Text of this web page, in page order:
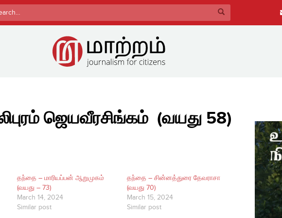
ஜெயவீரசிங்கம் ​ (வயது 58)
தந்தை – மாரியப்பன் ஆறுமுகம்
(வயது – 73)
March 14, 2024
Similar post
தந்தை – சின்னத்துரை தேவராசா
(வயது 70)​
March 15, 2024
Similar post